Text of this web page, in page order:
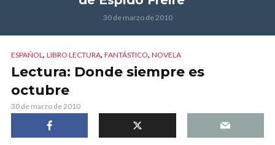
30 de marzo de 2010
ESPAÑOL, LIBRO LECTURA, FANTÁSTICO, NOVELA
Lectura: Donde siempre es
octubre
30 de marzo de 2010